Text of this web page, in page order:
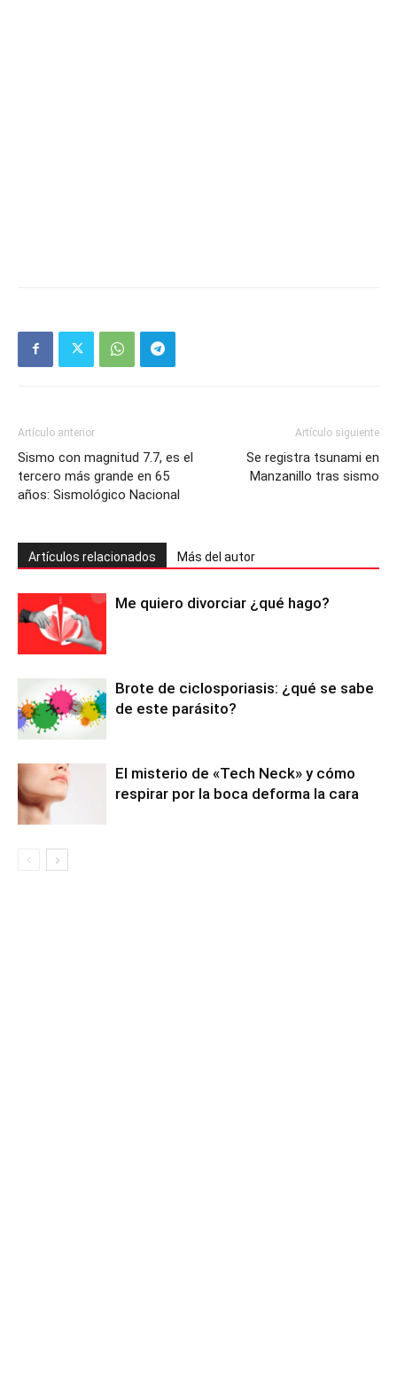
Artículo anterior
Sismo con magnitud 7.7, es el
tercero más grande en 65
años: Sismológico Nacional
Artículo siguiente
Se registra tsunami en
Manzanillo tras sismo
Artículos relacionados Más del autor
Me quiero divorciar ¿qué hago?
Brote de ciclosporiasis: ¿qué se sabe
de este parásito?
El misterio de «Tech Neck» y cómo
respirar por la boca deforma la cara